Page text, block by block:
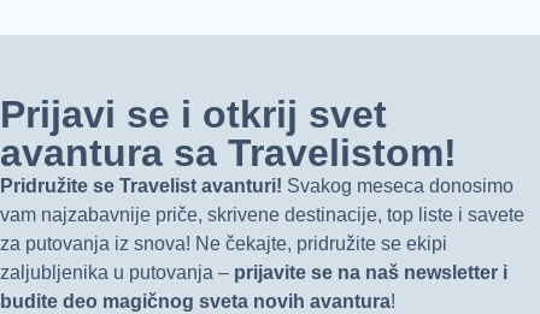
Prijavi se i otkrij svet
avantura sa Travelistom!
Pridružite se Travelist avanturi! Svakog meseca donosimo
vam najzabavnije priče, skrivene destinacije, top liste i savete
za putovanja iz snova! Ne čekajte, pridružite se ekipi
zaljubljenika u putovanja – prijavite se na naš newsletter i
budite deo magičnog sveta novih avantura!